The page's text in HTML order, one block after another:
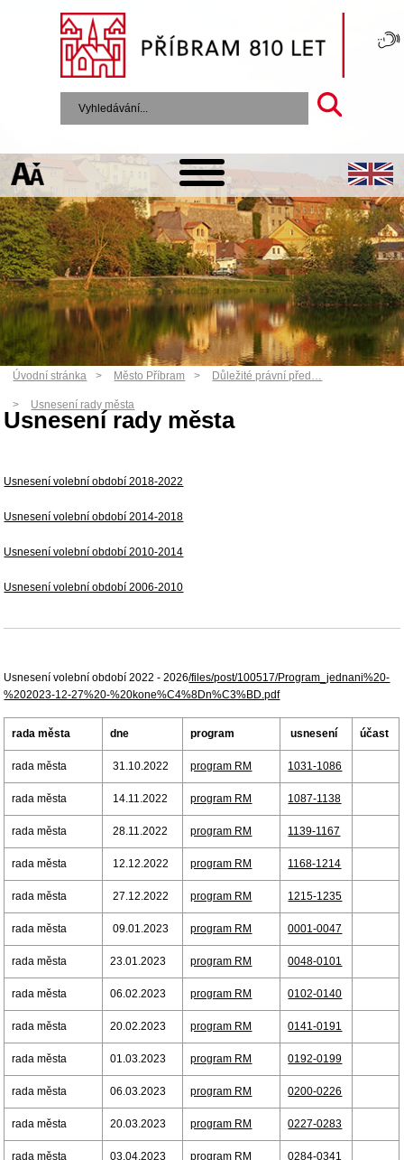
Úvodní stránka Město Příbram Důležité právní před…
Usnesení rady města
Usnesení rady města
Usnesení volební období 2018-2022
Usnesení volební období 2014-2018
Usnesení volební období 2010-2014
Usnesení volební období 2006-2010
Usnesení volební období 2022 - 2026/files/post/100517/Program_jednani%20-
%202023-12-27%20-%20kone%C4%8Dn%C3%BD.pdf
rada města dne program usnesení účast
rada města 31.10.2022 program RM 1031-1086
rada města 14.11.2022 program RM 1087-1138
rada města 28.11.2022 program RM 1139-1167
rada města 12.12.2022 program RM 1168-1214
rada města 27.12.2022 program RM 1215-1235
rada města 09.01.2023 program RM 0001-0047
rada města 23.01.2023 program RM 0048-0101
rada města 06.02.2023 program RM 0102-0140
rada města 20.02.2023 program RM 0141-0191
rada města 01.03.2023 program RM 0192-0199
rada města 06.03.2023 program RM 0200-0226
rada města 20.03.2023 program RM 0227-0283
rada města 03.04.2023 program RM 0284-0341